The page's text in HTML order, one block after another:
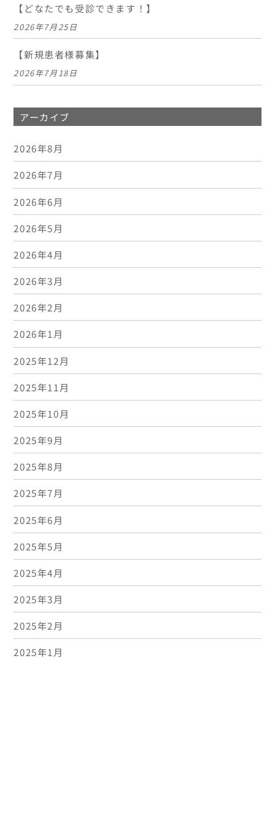
【どなたでも受診できます！】
2026年7月25日
【新規患者様募集】
2026年7月18日
アーカイブ
2026年8月
2026年7月
2026年6月
2026年5月
2026年4月
2026年3月
2026年2月
2026年1月
2025年12月
2025年11月
2025年10月
2025年9月
2025年8月
2025年7月
2025年6月
2025年5月
2025年4月
2025年3月
2025年2月
2025年1月